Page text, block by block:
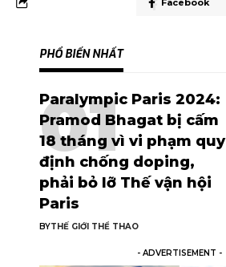
PHỔ BIẾN NHẤT
Paralympic Paris 2024:
Pramod Bhagat bị cấm
18 tháng vì vi phạm quy
định chống doping,
phải bỏ lỡ Thế vận hội
Paris
BYTHẾ GIỚI THỂ THAO
- ADVERTISEMENT -